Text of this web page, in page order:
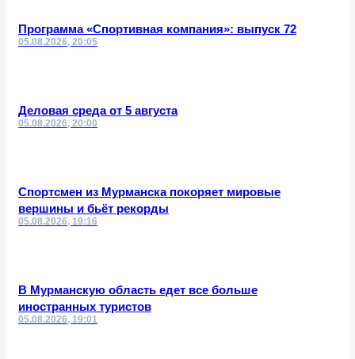
Программа «Спортивная компания»: выпуск 72
05.08.2026, 20:05
Деловая среда от 5 августа
05.08.2026, 20:00
Спортсмен из Мурманска покоряет мировые
вершины и бьёт рекорды
05.08.2026, 19:16
В Мурманскую область едет все больше
иностранных туристов
05.08.2026, 19:01